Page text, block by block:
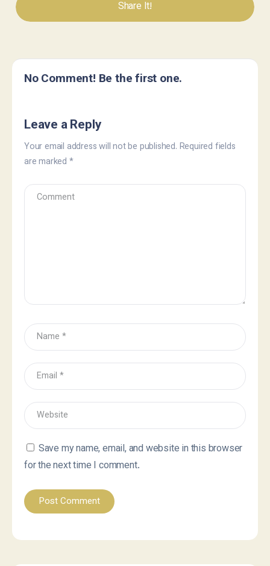
Share It!
No Comment! Be the first one.
Leave a Reply
Your email address will not be published. Required fields
are marked *
Save my name, email, and website in this browser
for the next time I comment.